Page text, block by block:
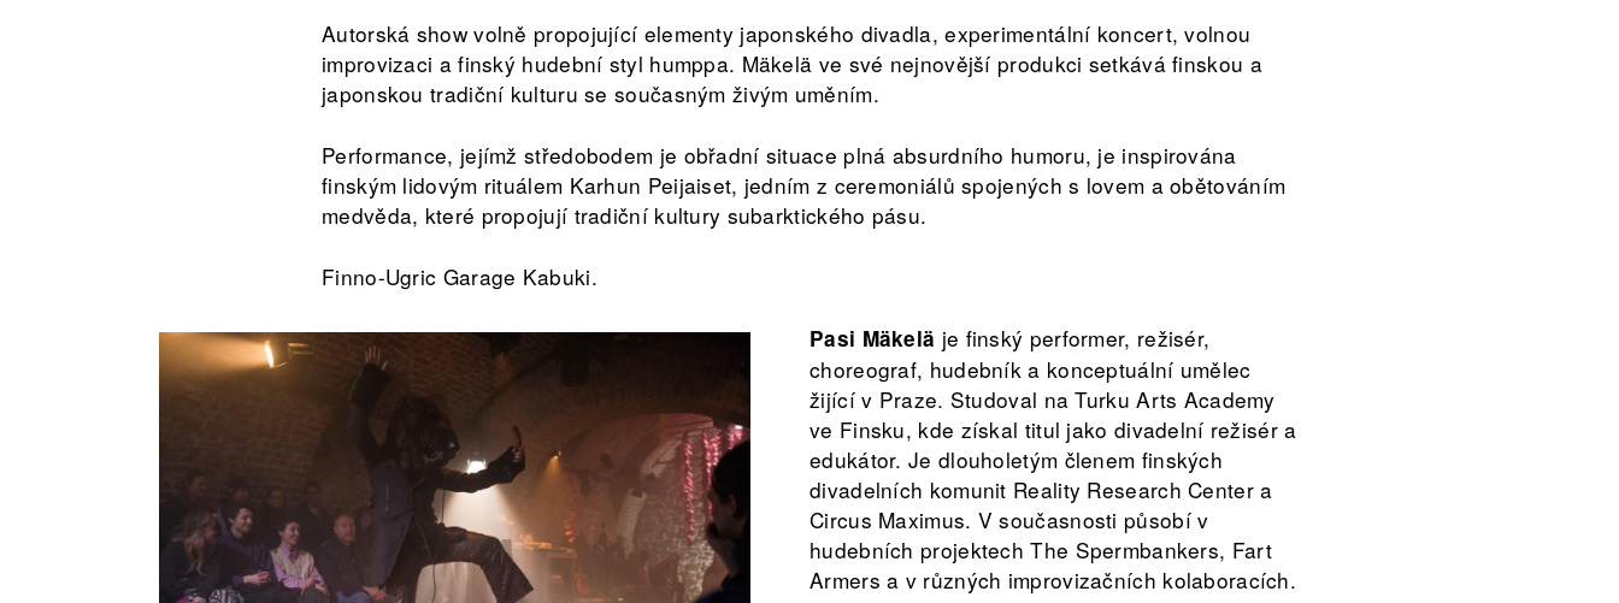
Autorská show volně propojující elementy japonského divadla, experimentální koncert, volnou
improvizaci a finský hudební styl humppa. Mäkelä ve své nejnovější produkci setkává finskou a
japonskou tradiční kulturu se současným živým uměním.
Performance, jejímž středobodem je obřadní situace plná absurdního humoru, je inspirována
finským lidovým rituálem Karhun Peijaiset, jedním z ceremoniálů spojených s lovem a obětováním
medvěda, které propojují tradiční kultury subarktického pásu.
Finno-Ugric Garage Kabuki.
Pasi Mäkelä je finský performer, režisér,
choreograf, hudebník a konceptuální umělec
žijící v Praze. Studoval na Turku Arts Academy
ve Finsku, kde získal titul jako divadelní režisér a
edukátor. Je dlouholetým členem finských
divadelních komunit Reality Research Center a
Circus Maximus. V současnosti působí v
hudebních projektech The Spermbankers, Fart
Armers a v různých improvizačních kolaboracích.